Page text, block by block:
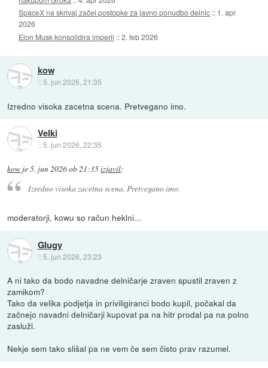
SpaceX na skrivaj začel postopke za javno ponudbo delnic :: 1. apr
2026
Elon Musk konsolidira imperij ::2. feb 2026
kow
:: 5. jun 2026, 21:35
Izredno visoka zacetna scena. Pretvegano imo.
Velki
::5. jun 2026, 22:35
kow je5. jun 2026 ob 21:35izjavil:
Izredno visoka zacetna scena. Pretvegano imo.
moderatorji, kowu so račun heklni...
Glugy
:: 5. jun 2026, 23:23
A ni tako da bodo navadne delničarje zraven spustil zraven z
zamikom?
Tako da velika podjetja in priviligiranci bodo kupil, počakal da
začnejo navadni delničarji kupovat pa na hitr prodal pa na polno
zaslužl.
Nekje sem tako slišal pa ne vem če sem čisto prav razumel.